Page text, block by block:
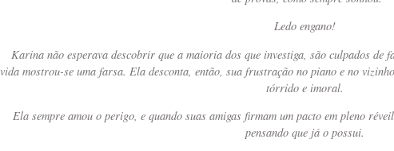
Ledo engano!
Karina não esperava descobrir que a maioria dos que investiga, são culpados de
vida mostrou-se uma farsa. Ela desconta, então, sua frustração no piano e no
tórrido e imoral.
Ela sempre amou o perigo, e quando suas amigas firmam um pacto em pleno
pensando que já o possui.